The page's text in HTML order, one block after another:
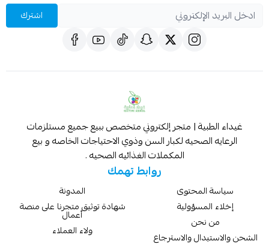
اشترك
غيداء الطبية | متجر إلكتروني متخصص ببيع جميع مستلزمات
الرعايه الصحيه لكبار السن وذوي الاحتياجات الخاصه و بيع
المكملات الغذائيه الصحيه .
روابط تهمك
سياسة المحتوى
إخلاء المسؤولية
من نحن
الشحن والاستبدال والاسترجاع
المدونة
شهادة توثيق متجرنا على منصة
أعمال
ولاء العملاء